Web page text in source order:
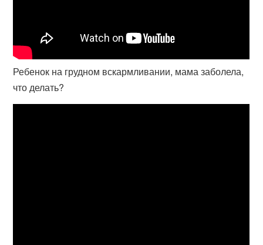
Ребенок на грудном вскармливании, мама заболела,
что делать?